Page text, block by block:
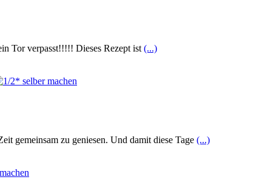
Tor verpasst!!!!! Dieses Rezept ist (...)
gemeinsam zu geniesen. Und damit diese Tage (...)